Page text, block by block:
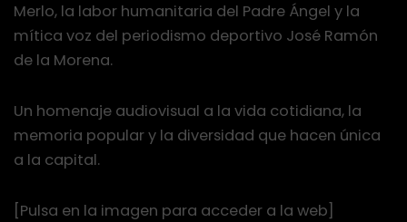
Merlo, la labor humanitaria del Padre Ángel y la
mítica voz del periodismo deportivo José Ramón
de la Morena.
Un homenaje audiovisual a la vida cotidiana, la
memoria popular y la diversidad que hacen única
a la capital.
[Pulsa en la imagen para acceder a la web]